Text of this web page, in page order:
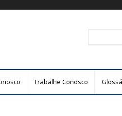
Trabalhe Conosco